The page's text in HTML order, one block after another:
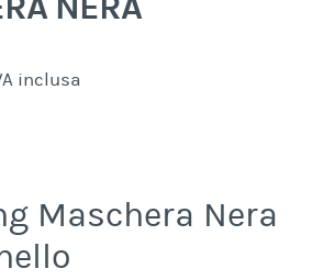
inclusa
Maschera Nera